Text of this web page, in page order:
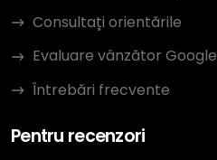
Consultați orientările
Evaluare vânzător Google
Întrebări frecvente
Pentru recenzori